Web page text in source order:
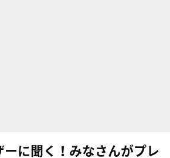
ーに聞く！みなさんがプレ